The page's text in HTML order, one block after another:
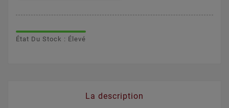
État Du Stock : Élevé
La description